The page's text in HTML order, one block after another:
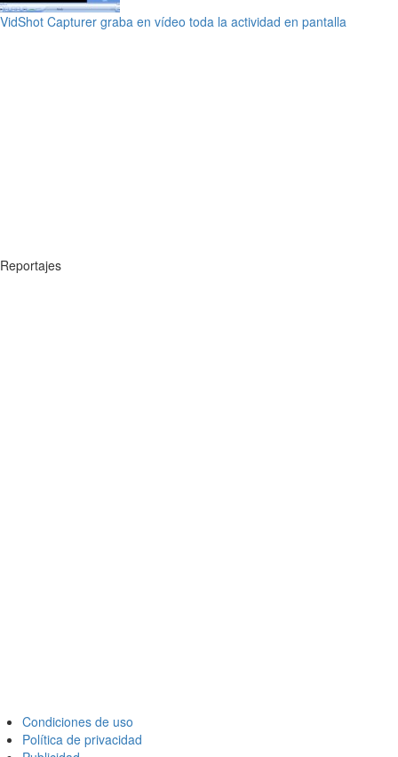
VidShot Capturer graba en vídeo toda la actividad en pantalla
Reportajes
Condiciones de uso
Política de privacidad